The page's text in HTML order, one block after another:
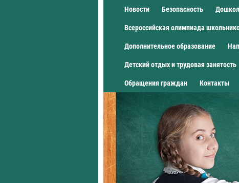
Новости Безопасность
Всероссийская олимпиада
Дополнительное образование
Детский отдых и трудовая занятость
Обращения граждан Контакты